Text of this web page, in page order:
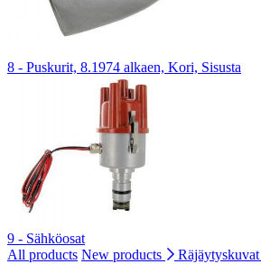
8 - Puskurit, 8.1974 alkaen, Kori, Sisusta
9 - Sähköosat
All products New products
Räjäytyskuvat